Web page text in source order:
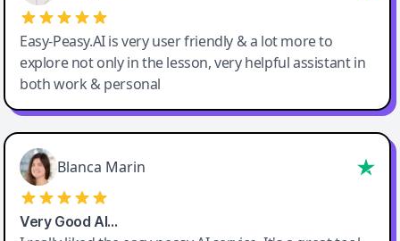
Easy-Peasy.AI is very user friendly & a lot more to
explore not only in the lesson, very helpful assistant in
both work & personal
Blanca Marin
Very Good AI…